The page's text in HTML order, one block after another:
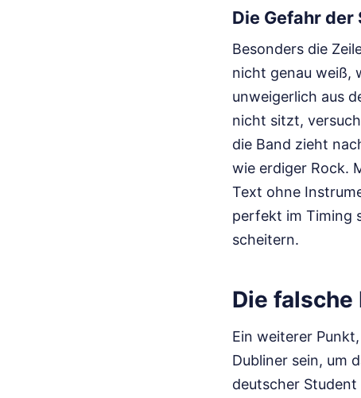
Die Gefahr
Besonders die
nicht genau weiß,
unweigerlich aus
nicht sitzt,
die Band zieht
wie erdiger Rock.
Text ohne
perfekt im Timing
scheitern.
Die
Ein weiterer
Dubliner sein, um
deutscher